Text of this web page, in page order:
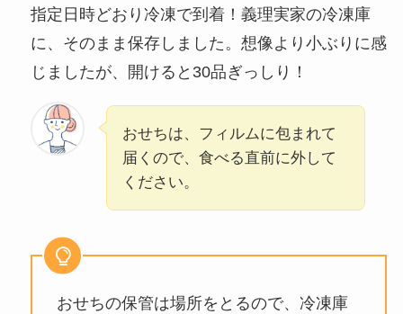
指定日時どおり冷凍で到着！義理実家の冷凍庫
に、そのまま保存しました。想像より小ぶりに感
じましたが、開けると30品ぎっしり！
おせちは、フィルムに包まれて
届くので、食べる直前に外して
ください。
おせちの保管は場所をとるので、冷凍庫